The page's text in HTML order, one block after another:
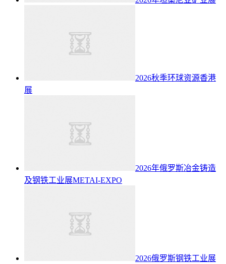
2026秋季环球资源香港
展
2026年俄罗斯冶金铸造
及钢铁工业展METAI-EXPO
2026俄罗斯钢铁工业展